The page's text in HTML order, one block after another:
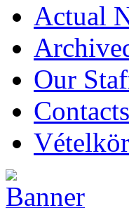
Actual
Our
Contacts